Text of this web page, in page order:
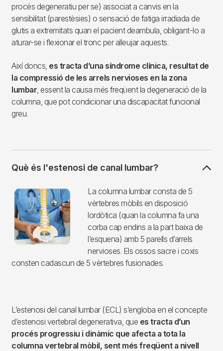
procés degeneratiu per se) associat a canvis en la
sensibilitat (parestèsies) o sensació de fatiga irradiada de
glutis a extremitats quan el pacient deambula, obligant-lo a
aturar-se i flexionar el tronc per alleujar aquests.
Així doncs, es tracta d’una síndrome clínica, resultat de
la compressió de les arrels nervioses en la zona
lumbar , essent la causa més freqüent la degeneració de la
columna, que pot condicionar una discapacitat funcional
greu.
Què és l'estenosi de canal lumbar?
Imagen
La columna lumbar consta de 5
vèrtebres mòbils en disposició
lordòtica (quan la columna fa una
corba cap endins a la part baixa de
l’esquena) amb 5 parells d’arrels
nervioses. Els ossos sacre i coxis
consten cadascun de 5 vèrtebres fusionades.
L’estenosi del canal lumbar (ECL) s’engloba en el concepte
d’estenosi vertebral degenerativa, que es tracta d’un
procés progressiu i dinàmic que afecta a tota la
columna vertebral mòbil, sent més freqüent a nivell